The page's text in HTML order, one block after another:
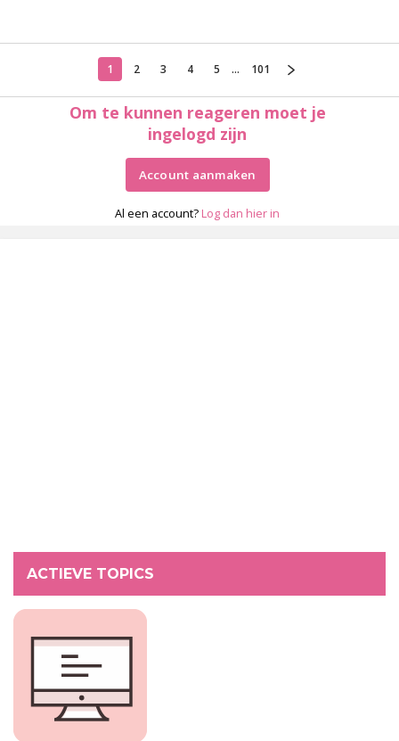
1 2 3 4 5 ... 101
Om te kunnen reageren moet je
ingelogd zijn
Account aanmaken
Al een account? Log dan hier in
ACTIEVE TOPICS